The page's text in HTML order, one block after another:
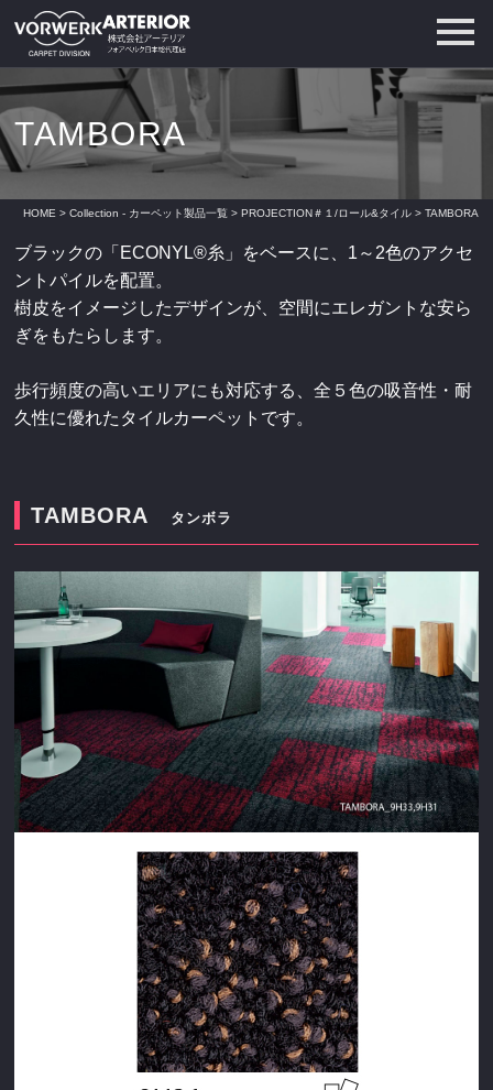
TAMBORA
HOME > Collection - カーペット製品一覧> PROJECTION＃１/ロール&タイル> TAMBORA
ブラックの「ECONYL®糸」をベースに、1～2色のアクセ
ントパイルを配置。
樹皮をイメージしたデザインが、空間にエレガントな安ら
ぎをもたらします。
歩行頻度の高いエリアにも対応する、全５色の吸音性・耐
久性に優れたタイルカーペットです。
TAMBORA タンボラ